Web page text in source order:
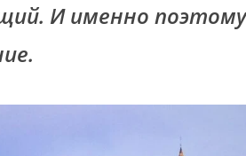
И именно